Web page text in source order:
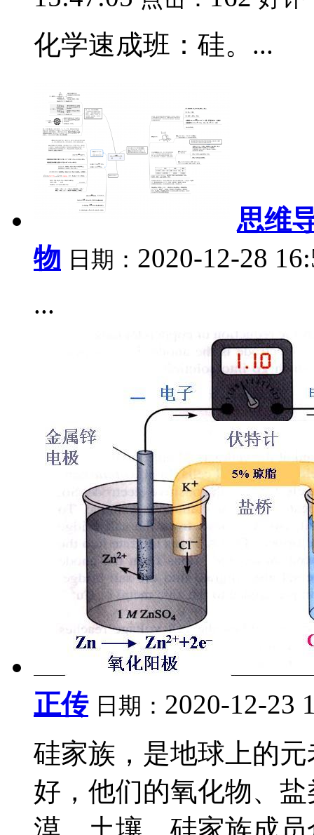
化学速成班：硅。...
思维
物 日期： 2020-12-28
...
正传 日期： 2020-12-23
硅家族，是地球上的
好，他们的氧化物、